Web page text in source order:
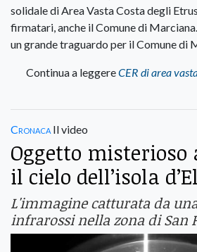
solidale di Area Vasta Costa degli
firmatari, anche il Comune di
un grande traguardo per il Comune di
Continua a leggereCER di area
Cronaca Il video
Oggetto
il cielo dell’isola
L'immagine catturata da
infrarossi nella zona di San